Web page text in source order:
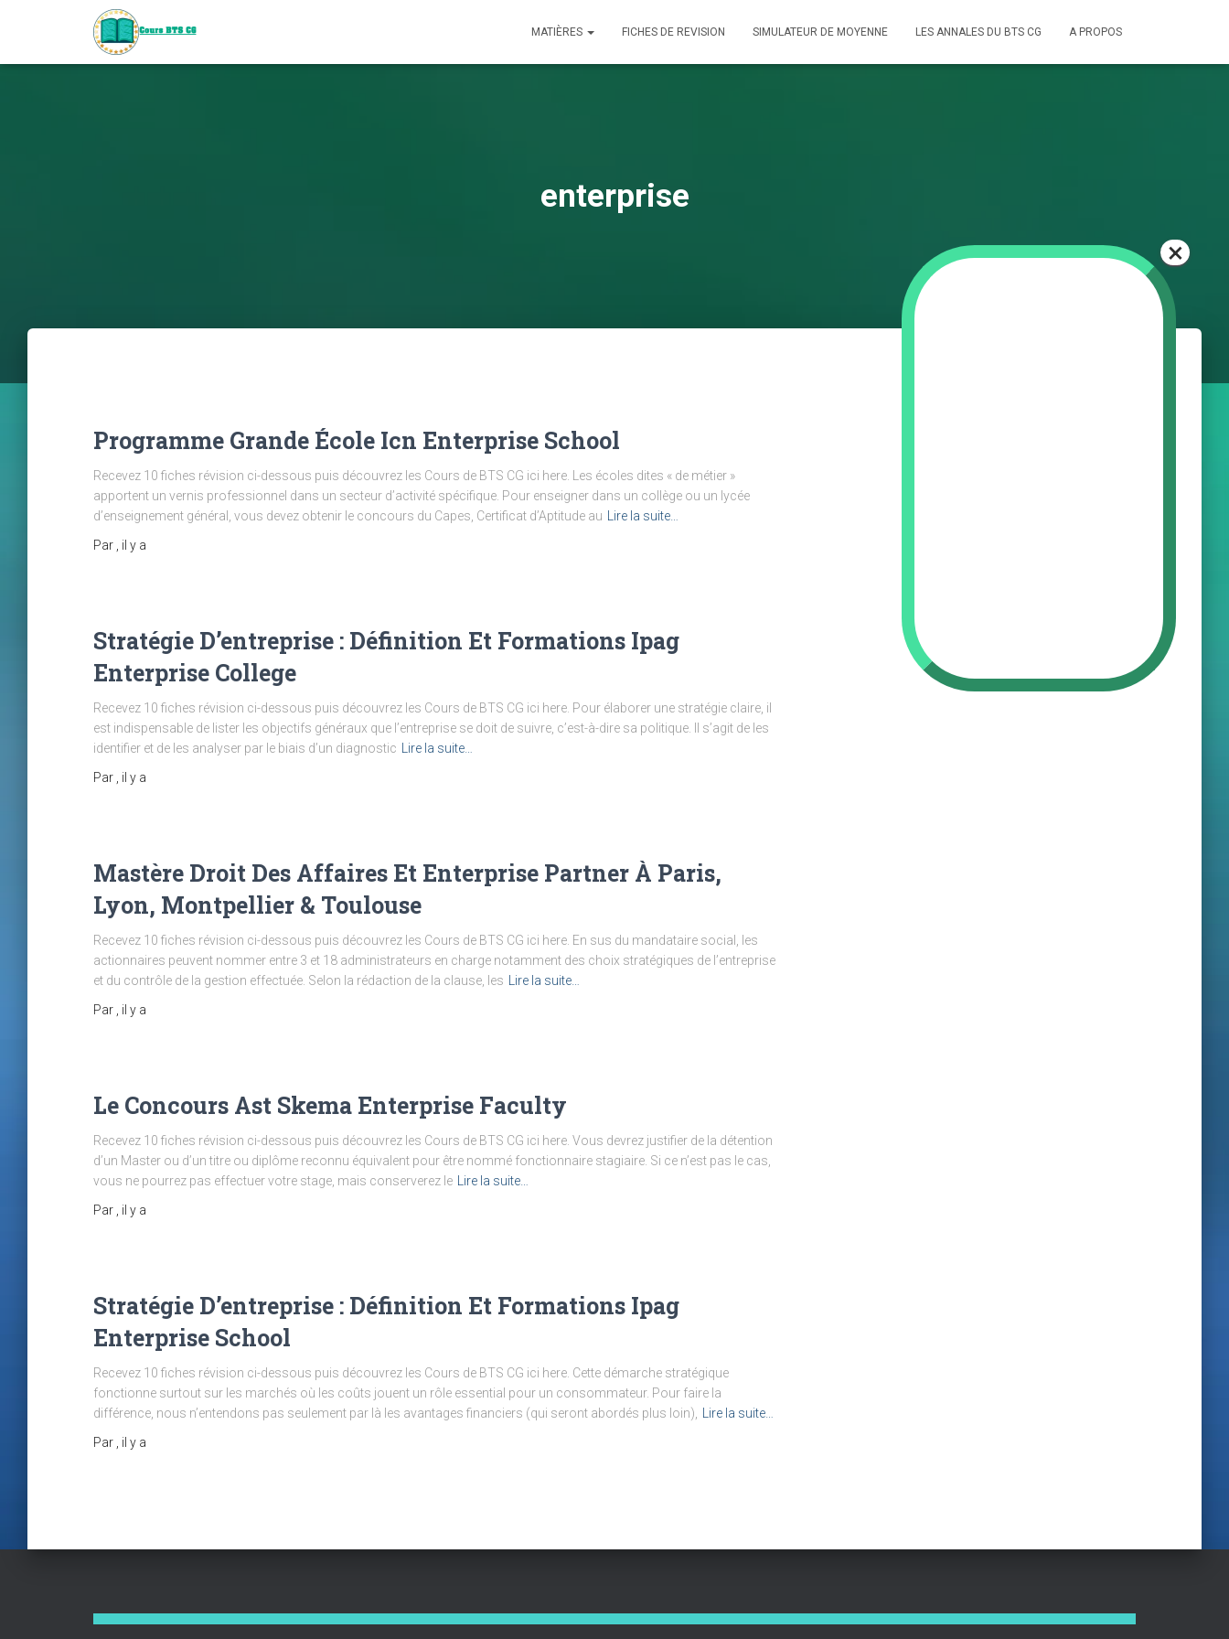
MATIÈRES FICHES DE REVISION SIMULATEUR DE MOYENNE LES ANNALES DU BTS CG A PROPOS
enterprise
Programme Grande École Icn Enterprise School
Recevez 10 fiches révision ci-dessous puis découvrez les Cours de BTS CG ici here. Les écoles dites « de métier »
apportent un vernis professionnel dans un secteur d’activité spécifique. Pour enseigner dans un collège ou un lycée
d’enseignement général, vous devez obtenir le concours du Capes, Certificat d’Aptitude au
Lire la suite…
Par
, il y a
Stratégie D’entreprise : Définition Et Formations Ipag
Enterprise College
Recevez 10 fiches révision ci-dessous puis découvrez les Cours de BTS CG ici here. Pour élaborer une stratégie claire, il
est indispensable de lister les objectifs généraux que l’entreprise se doit de suivre, c’est-à-dire sa politique. Il s’agit de les
identifier et de les analyser par le biais d’un diagnostic
Lire la suite…
Par
, il y a
Mastère Droit Des Affaires Et Enterprise Partner À Paris,
Lyon, Montpellier & Toulouse
Recevez 10 fiches révision ci-dessous puis découvrez les Cours de BTS CG ici here. En sus du mandataire social, les
actionnaires peuvent nommer entre 3 et 18 administrateurs en charge notamment des choix stratégiques de l’entreprise
et du contrôle de la gestion effectuée. Selon la rédaction de la clause, les
Lire la suite…
Par
, il y a
Le Concours Ast Skema Enterprise Faculty
Recevez 10 fiches révision ci-dessous puis découvrez les Cours de BTS CG ici here. Vous devrez justifier de la détention
d’un Master ou d’un titre ou diplôme reconnu équivalent pour être nommé fonctionnaire stagiaire. Si ce n’est pas le cas,
vous ne pourrez pas effectuer votre stage, mais conserverez le
Lire la suite…
Par
, il y a
Stratégie D’entreprise : Définition Et Formations Ipag
Enterprise School
Recevez 10 fiches révision ci-dessous puis découvrez les Cours de BTS CG ici here. Cette démarche stratégique
fonctionne surtout sur les marchés où les coûts jouent un rôle essential pour un consommateur. Pour faire la
différence, nous n’entendons pas seulement par là les avantages financiers (qui seront abordés plus loin),
Lire la suite…
Par
, il y a